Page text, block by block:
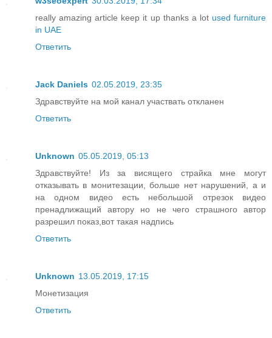
really amazing article keep it up thanks a lot used furniture
in UAE
Ответить
Jack Daniels 02.05.2019, 23:35
Здравствуйте на мой канал участвать откланен
Ответить
Unknown 05.05.2019, 05:13
Здравствуйте! Из за висящего страйка мне могут
отказывать в монитезации, больше нет нарушений, а и
на одном видео есть небольшой отрезок видео
пренадлижащий автору но не чего страшного автор
разрешил показ,вот такая надпись
Ответить
Unknown 13.05.2019, 17:15
Монетизация
Ответить